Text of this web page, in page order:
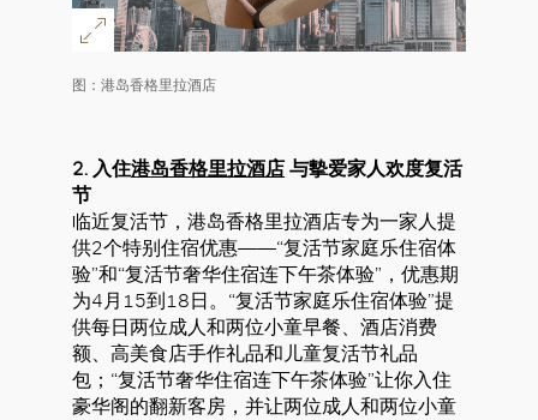
图：港岛香格里拉酒店
2. 入住港岛香格里拉酒店 与摰爱家人欢度复活
节
临近复活节，港岛香格里拉酒店专为一家人提
供2个特别住宿优惠——“复活节家庭乐住宿体
验”和“复活节奢华住宿连下午茶体验”，优惠期
为4月15到18日。“复活节家庭乐住宿体验”提
供每日两位成人和两位小童早餐、酒店消费
额、高美食店手作礼品和儿童复活节礼品
包；“复活节奢华住宿连下午茶体验”让你入住
豪华阁的翻新客房，并让两位成人和两位小童